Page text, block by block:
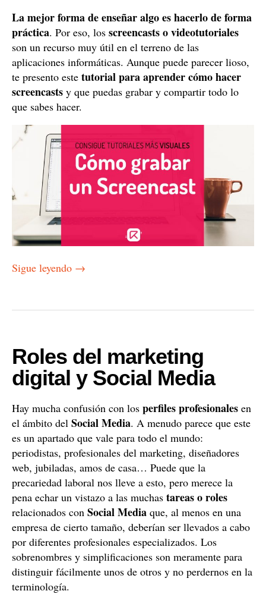
La mejor forma de enseñar algo es hacerlo de forma
práctica. Por eso, los screencasts o videotutoriales
son un recurso muy útil en el terreno de las
aplicaciones informáticas. Aunque puede parecer lioso,
te presento este tutorial para aprender cómo hacer
screencasts y que puedas grabar y compartir todo lo
que sabes hacer.
Sigue leyendo →
Roles del marketing
digital y Social Media
Hay mucha confusión con los perfiles profesionales en
el ámbito del Social Media. A menudo parece que este
es un apartado que vale para todo el mundo:
periodistas, profesionales del marketing, diseñadores
web, jubiladas, amos de casa… Puede que la
precariedad laboral nos lleve a esto, pero merece la
pena echar un vistazo a las muchas tareas o roles
relacionados con Social Media que, al menos en una
empresa de cierto tamaño, deberían ser llevados a cabo
por diferentes profesionales especializados. Los
sobrenombres y simplificaciones son meramente para
distinguir fácilmente unos de otros y no perdernos en la
terminología.